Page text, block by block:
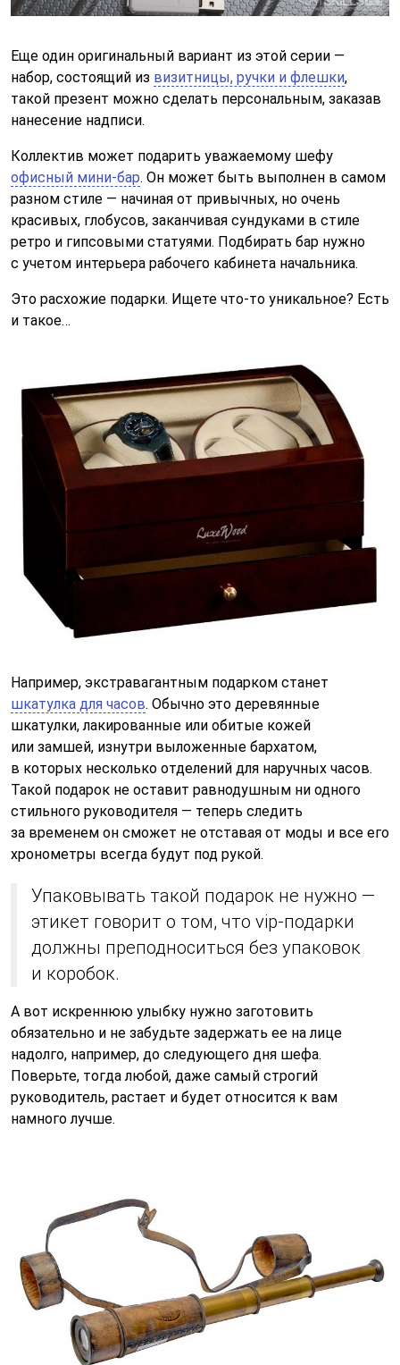
Еще один оригинальный вариант из этой серии —
набор, состоящий из визитницы, ручки и флешки,
такой презент можно сделать персональным, заказав
нанесение надписи.
Коллектив может подарить уважаемому шефу
офисный мини-бар. Он может быть выполнен в самом
разном стиле — начиная от привычных, но очень
красивых, глобусов, заканчивая сундуками в стиле
ретро и гипсовыми статуями. Подбирать бар нужно
с учетом интерьера рабочего кабинета начальника.
Это расхожие подарки. Ищете что-то уникальное? Есть
и такое…
Например, экстравагантным подарком станет
шкатулка для часов. Обычно это деревянные
шкатулки, лакированные или обитые кожей
или замшей, изнутри выложенные бархатом,
в которых несколько отделений для наручных часов.
Такой подарок не оставит равнодушным ни одного
стильного руководителя — теперь следить
за временем он сможет не отставая от моды и все его
хронометры всегда будут под рукой.
Упаковывать такой подарок не нужно —
этикет говорит о том, что vip-подарки
должны преподноситься без упаковок
и коробок.
А вот искреннюю улыбку нужно заготовить
обязательно и не забудьте задержать ее на лице
надолго, например, до следующего дня шефа.
Поверьте, тогда любой, даже самый строгий
руководитель, растает и будет относится к вам
намного лучше.